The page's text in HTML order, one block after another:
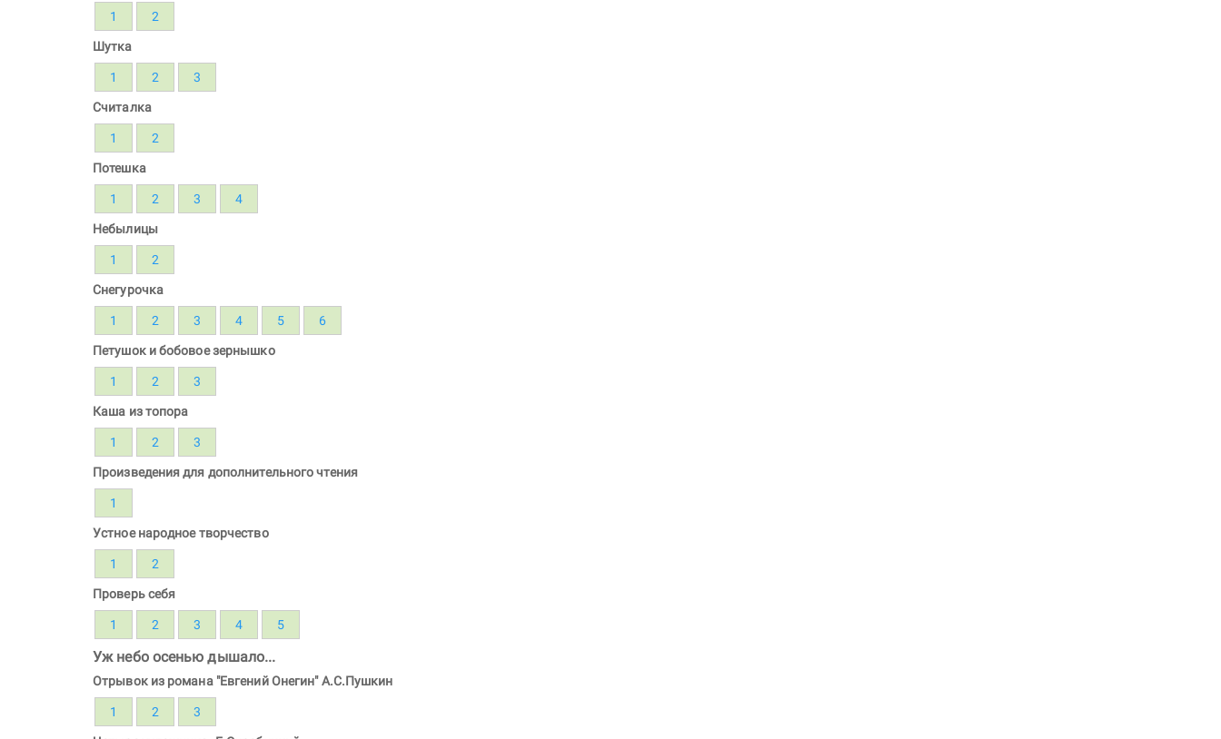
1 2
Шутка
1 2 3
Считалка
1 2
Потешка
1 2 3 4
Небылицы
1 2
Снегурочка
1 2 3 4 5 6
Петушок и бобовое зернышко
1 2 3
Каша из топора
1 2 3
Произведения для дополнительного чтения
1
Устное народное творчество
1 2
Проверь себя
1 2 3 4 5
Уж небо осенью дышало...
Отрывок из романа "Евгений Онегин" А.С.Пушкин
1 2 3